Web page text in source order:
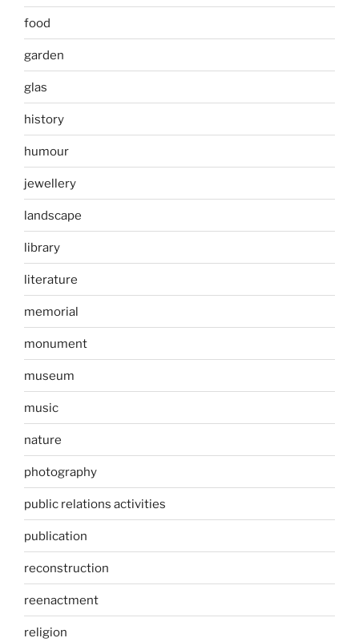
food
garden
glas
history
humour
jewellery
landscape
library
literature
memorial
monument
museum
music
nature
photography
public relations activities
publication
reconstruction
reenactment
religion